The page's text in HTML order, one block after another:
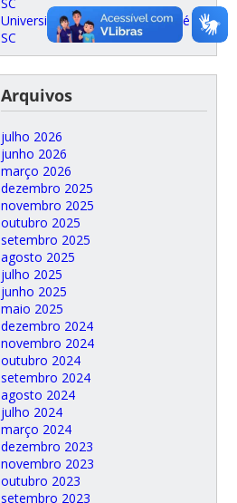
Universidade Municipal São José
SC
Arquivos
julho 2026
junho 2026
março 2026
dezembro 2025
novembro 2025
outubro 2025
setembro 2025
agosto 2025
julho 2025
junho 2025
maio 2025
dezembro 2024
novembro 2024
outubro 2024
setembro 2024
agosto 2024
julho 2024
março 2024
dezembro 2023
novembro 2023
outubro 2023
setembro 2023